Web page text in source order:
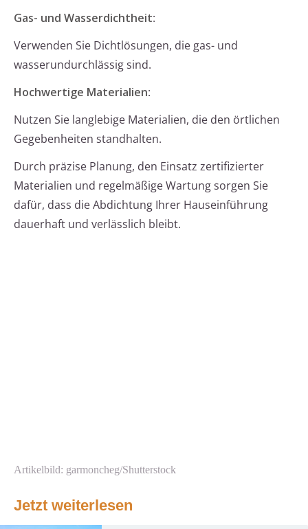
Gas- und Wasserdichtheit:
Verwenden Sie Dichtlösungen, die gas- und
wasserundurchlässig sind.
Hochwertige Materialien:
Nutzen Sie langlebige Materialien, die den örtlichen
Gegebenheiten standhalten.
Durch präzise Planung, den Einsatz zertifizierter
Materialien und regelmäßige Wartung sorgen Sie
dafür, dass die Abdichtung Ihrer Hauseinführung
dauerhaft und verlässlich bleibt.
Artikelbild: garmoncheg/Shutterstock
Jetzt weiterlesen